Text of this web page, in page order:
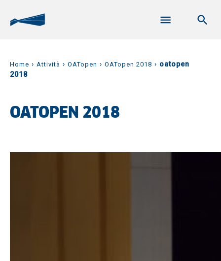
Home › Attività › OATopen › OATopen 2018 › oatopen
2018
OATOPEN 2018